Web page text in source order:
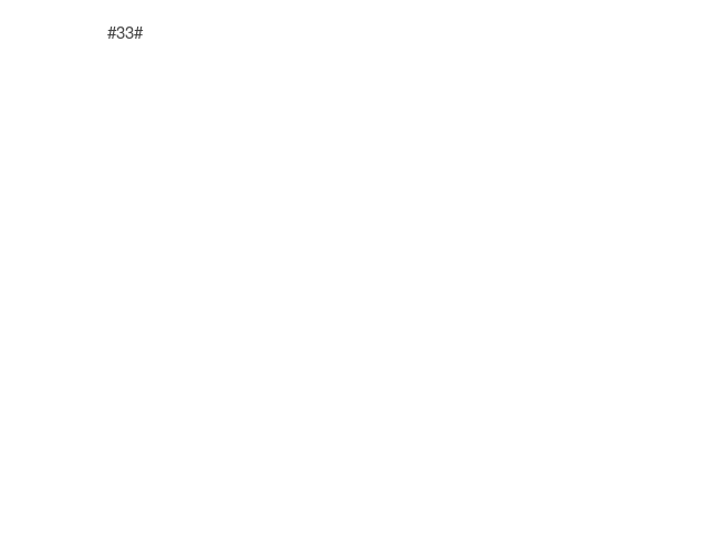
#33#